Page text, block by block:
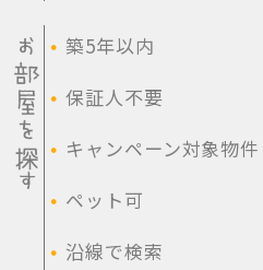
・ 築5年以内
・保証人不要
・ キャンペーン対象物件
・ ペット可
・ 沿線で検索